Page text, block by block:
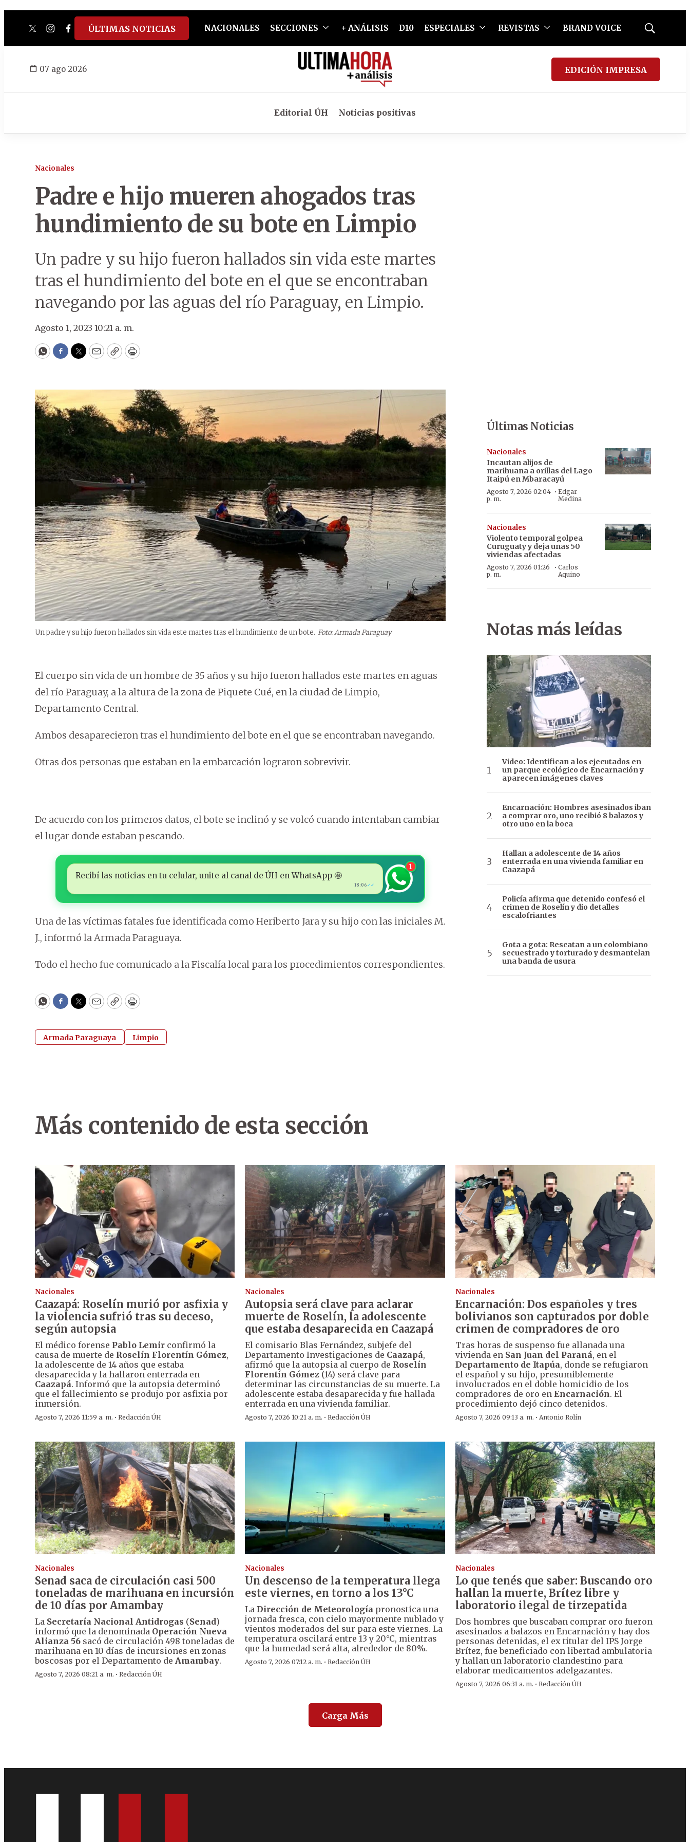
twitterinstagram
facebook
tiktokyoutube
spotify
ÚLTIMAS NOTICIAS NACIONALES SECCIONES + ANÁLISIS D10 ESPECIALES REVISTAS BRAND VOICE
Mostrar
07 ago 2026 EDICIÓN IMPRESA
Editorial ÚH Noticias positivas
Nacionales
Padre e hijo mueren ahogados tras
hundimiento de su bote en Limpio
Un padre y su hijo fueron hallados sin vida este martes
tras el hundimiento del bote en el que se encontraban
navegando por las aguas del río Paraguay, en Limpio.
Agosto 1, 2023 10:21 a. m.
WhatsApp
Facebook
Twitter
EmailCopyPrint
Un padre y su hijo fueron hallados sin vida este martes tras el hundimiento de un bote. Foto: Armada Paraguay
El cuerpo sin vida de un hombre de 35 años y su hijo fueron hallados este martes en aguas
del río Paraguay, a la altura de la zona de Piquete Cué, en la ciudad de Limpio,
Departamento Central.
Ambos desaparecieron tras el hundimiento del bote en el que se encontraban navegando.
Otras dos personas que estaban en la embarcación lograron sobrevivir.
De acuerdo con los primeros datos, el bote se inclinó y se volcó cuando intentaban cambiar
el lugar donde estaban pescando.
Recibí las noticias en tu celular, unite al canal de ÚH en WhatsApp 🤩
18:06 ✓✓
1
Una de las víctimas fatales fue identificada como Heriberto Jara y su hijo con las iniciales M.
J., informó la Armada Paraguaya.
Todo el hecho fue comunicado a la Fiscalía local para los procedimientos correspondientes.
WhatsApp
Facebook
Twitter
EmailCopyPrint
Armada Paraguaya Limpio
Últimas Noticias
Nacionales
Incautan alijos de
marihuana a orillas del Lago
Itaipú en Mbaracayú
Agosto 7, 2026 02:04
p. m.
· Edgar
Medina
Nacionales
Violento temporal golpea
Curuguaty y deja unas 50
viviendas afectadas
Agosto 7, 2026 01:26
p. m.
· Carlos
Aquino
Notas más leídas
Video: Identifican a los ejecutados en
un parque ecológico de Encarnación y
aparecen imágenes claves
Encarnación: Hombres asesinados iban
a comprar oro, uno recibió 8 balazos y
otro uno en la boca
Hallan a adolescente de 14 años
enterrada en una vivienda familiar en
Caazapá
Policía afirma que detenido confesó el
crimen de Roselín y dio detalles
escalofriantes
Gota a gota: Rescatan a un colombiano
secuestrado y torturado y desmantelan
una banda de usura
Más contenido de esta sección
Nacionales
Caazapá: Roselín murió por asfixia y
la violencia sufrió tras su deceso,
según autopsia
El médico forense Pablo Lemir confirmó la
causa de muerte de Roselín Florentín Gómez,
la adolescente de 14 años que estaba
desaparecida y la hallaron enterrada en
Caazapá. Informó que la autopsia determinó
que el fallecimiento se produjo por asfixia por
inmersión.
Agosto 7, 2026 11:59 a. m. · Redacción ÚH
Nacionales
Autopsia será clave para aclarar
muerte de Roselín, la adolescente
que estaba desaparecida en Caazapá
El comisario Blas Fernández, subjefe del
Departamento Investigaciones de Caazapá,
afirmó que la autopsia al cuerpo de Roselín
Florentín Gómez (14) será clave para
determinar las circunstancias de su muerte. La
adolescente estaba desaparecida y fue hallada
enterrada en una vivienda familiar.
Agosto 7, 2026 10:21 a. m. ·Redacción ÚH
Nacionales
Encarnación: Dos españoles y tres
bolivianos son capturados por doble
crimen de compradores de oro
Tras horas de suspenso fue allanada una
vivienda en San Juan del Paraná, en el
Departamento de Itapúa, donde se refugiaron
el español y su hijo, presumiblemente
involucrados en el doble homicidio de los
compradores de oro en Encarnación. El
procedimiento dejó cinco detenidos.
Agosto 7, 2026 09:13 a. m. · Antonio Rolín
Nacionales
Senad saca de circulación casi 500
toneladas de marihuana en incursión
de 10 días por Amambay
La Secretaría Nacional Antidrogas (Senad)
informó que la denominada Operación Nueva
Alianza 56 sacó de circulación 498 toneladas de
marihuana en 10 días de incursiones en zonas
boscosas por el Departamento de Amambay.
Agosto 7, 2026 08:21 a. m. · Redacción ÚH
Nacionales
Un descenso de la temperatura llega
este viernes, en torno a los 13°C
LaDirección de Meteorología pronostica una
jornada fresca, con cielo mayormente nublado y
vientos moderados del sur para este viernes. La
temperatura oscilará entre 13 y 20°C, mientras
que la humedad será alta, alrededor de 80%.
Agosto 7, 2026 07:12 a. m. ·Redacción ÚH
Nacionales
Lo que tenés que saber: Buscando oro
hallan la muerte, Brítez libre y
laboratorio ilegal de tirzepatida
Dos hombres que buscaban comprar oro fueron
asesinados a balazos en Encarnación y hay dos
personas detenidas, el ex titular del IPS Jorge
Brítez, fue beneficiado con libertad ambulatoria
y hallan un laboratorio clandestino para
elaborar medicamentos adelgazantes.
Agosto 7, 2026 06:31 a. m. · Redacción ÚH
Carga Más